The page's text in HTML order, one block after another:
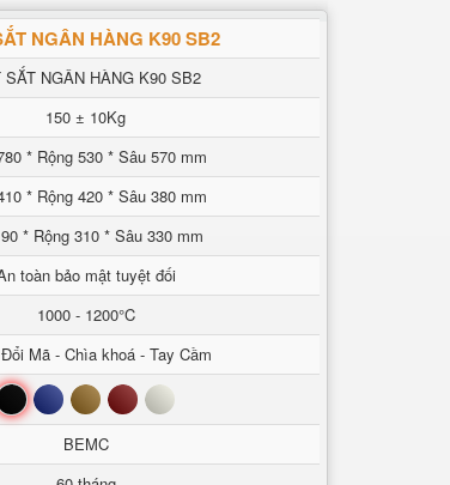
NGÂN HÀNG K90 SB2
SẮT NGÂN HÀNG K90 SB2
150 ± 10Kg
* Rộng 530 * Sâu 570 mm
* Rộng 420 * Sâu 380 mm
* Rộng 310 * Sâu 330 mm
toàn bảo mật tuyệt đối
1000 - 1200°C
Mã - Chìa khoá - Tay Cầm
Xanh Nâu Đỏ Trắng
BEMC